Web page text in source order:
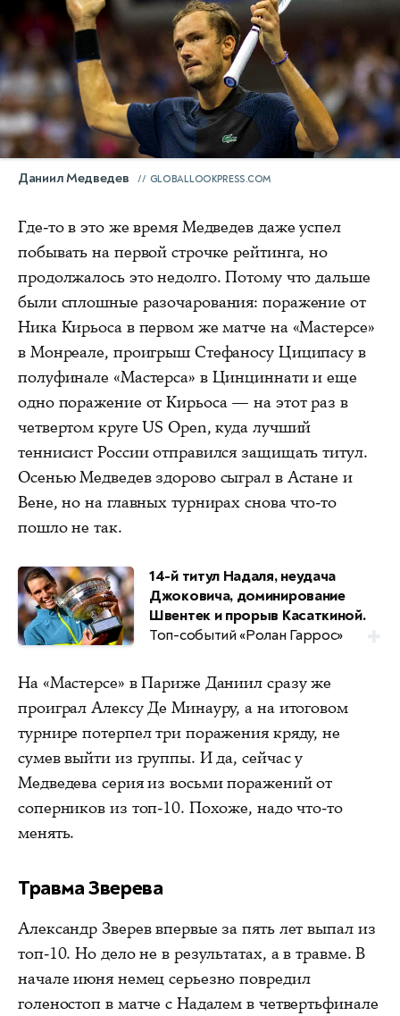
Даниил Медведев GLOBALLOOKPRESS.COM
Где-то в это же время Медведев даже успел
побывать на первой строчке рейтинга, но
продолжалось это недолго. Потому что дальше
были сплошные разочарования: поражение от
Ника Кирьоса в первом же матче на «Мастерсе»
в Монреале, проигрыш Стефаносу Циципасу в
полуфинале «Мастерса» в Цинциннати и еще
одно поражение от Кирьоса — на этот раз в
четвертом круге US Open, куда лучший
теннисист России отправился защищать титул.
Осенью Медведев здорово сыграл в Астане и
Вене, но на главных турнирах снова что-то
пошло не так.
14-й титул Надаля, неудача
Джоковича, доминирование
Швентек и прорыв Касаткиной.
Топ-событий «Ролан Гаррос»
На «Мастерсе» в Париже Даниил сразу же
проиграл Алексу Де Минауру, а на итоговом
турнире потерпел три поражения кряду, не
сумев выйти из группы. И да, сейчас у
Медведева серия из восьми поражений от
соперников из топ-10. Похоже, надо что-то
менять.
Травма Зверева
Александр Зверев впервые за пять лет выпал из
топ-10. Но дело не в результатах, а в травме. В
начале июня немец серьезно повредил
голеностоп в матче с Надалем в четвертьфинале